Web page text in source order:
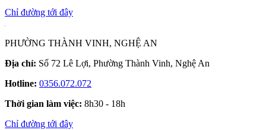
Chỉ đường tới đây
PHƯỜNG THÀNH VINH, NGHỆ AN
Địa chỉ: Số 72 Lê Lợi, Phường Thành Vinh, Nghệ An
Hotline: 0356.072.072
Thời gian làm việc: 8h30 - 18h
Chỉ đường tới đây